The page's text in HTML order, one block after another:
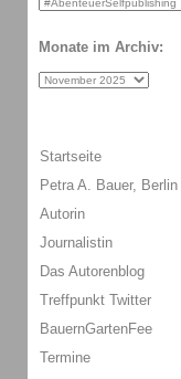
Monate im Archiv:
Startseite
Petra A. Bauer, Berlin
Autorin
Journalistin
Das Autorenblog
Treffpunkt Twitter
BauernGartenFee
Termine